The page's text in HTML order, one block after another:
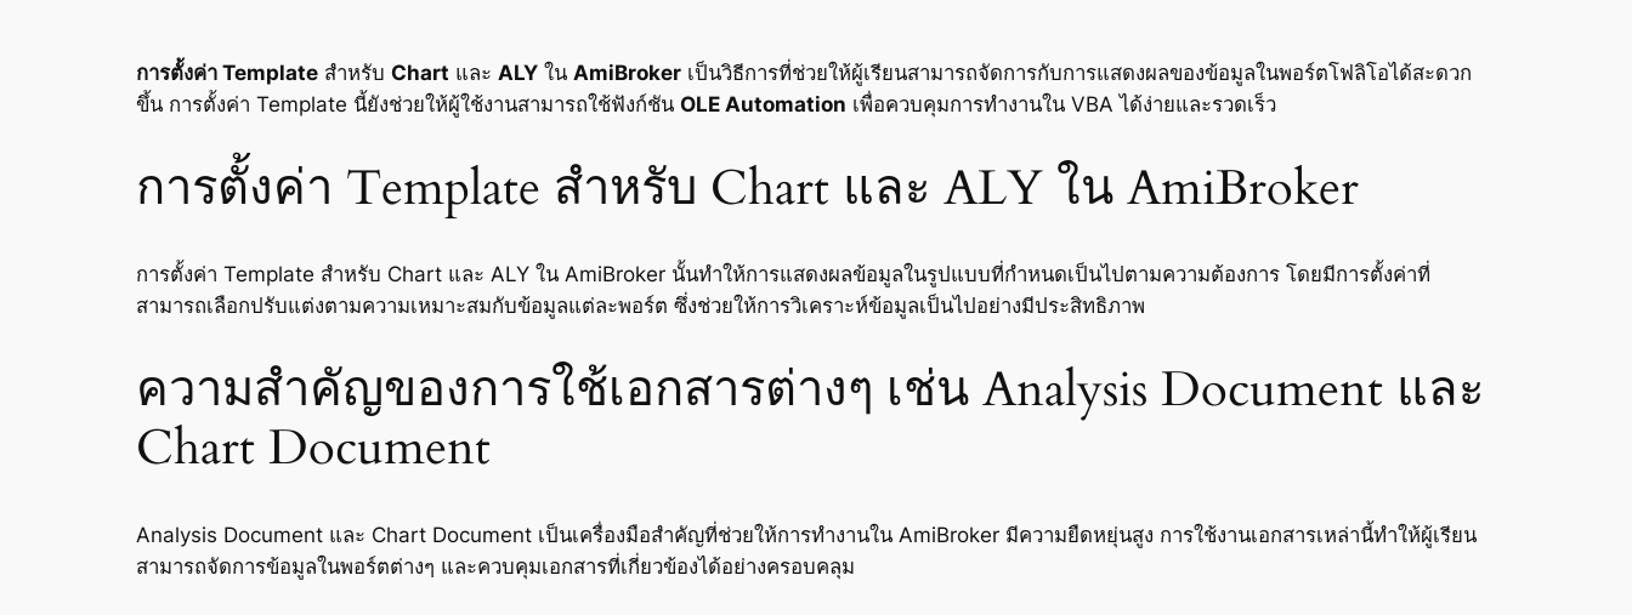
การตั้งค่า Template สำหรับ Chart และ ALY ใน AmiBroker เป็นวิธีการที่ช่วยให้ผู้เรียนสามารถจัดการกับการแสดงผลของข้อมูลในพอร์ตโฟลิโอได้สะดวก
ขึ้น การตั้งค่า Template นี้ยังช่วยให้ผู้ใช้งานสามารถใช้ฟังก์ชัน OLE Automation เพื่อควบคุมการทำงานใน VBA ได้ง่ายและรวดเร็ว
การตั้งค่า Template สำหรับ Chart และ ALY ใน AmiBroker
การตั้งค่า Template สำหรับ Chart และ ALY ใน AmiBroker นั้นทำให้การแสดงผลข้อมูลในรูปแบบที่กำหนดเป็นไปตามความต้องการ โดยมีการตั้งค่าที่
สามารถเลือกปรับแต่งตามความเหมาะสมกับข้อมูลแต่ละพอร์ต ซึ่งช่วยให้การวิเคราะห์ข้อมูลเป็นไปอย่างมีประสิทธิภาพ
ความสำคัญของการใช้เอกสารต่างๆ เช่น Analysis Document และ
Chart Document
Analysis Document และ Chart Document เป็นเครื่องมือสำคัญที่ช่วยให้การทำงานใน AmiBroker มีความยืดหยุ่นสูง การใช้งานเอกสารเหล่านี้ทำให้ผู้เรียน
สามารถจัดการข้อมูลในพอร์ตต่างๆ และควบคุมเอกสารที่เกี่ยวข้องได้อย่างครอบคลุม